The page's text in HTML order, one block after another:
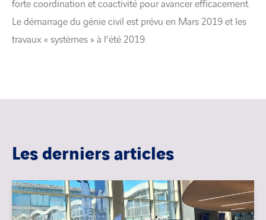
forte coordination et coactivité pour avancer efficacement.
Le démarrage du génie civil est prévu en Mars 2019 et les
travaux « systèmes » à l’été 2019.
Les derniers articles